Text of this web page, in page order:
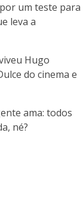
um teste para
leva a
Hugo
do cinema e
ama: todos
né?